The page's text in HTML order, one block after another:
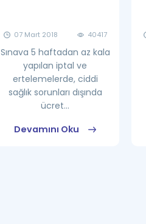
07 Mart 2018 40417
Sınava 5 haftadan az kala
yapılan iptal ve
ertelemelerde, ciddi
sağlık sorunları dışında
ücret...
Devamını Oku